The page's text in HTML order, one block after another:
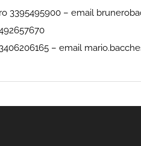
3395495900 – email
– email